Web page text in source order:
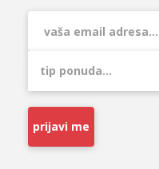
prijavi me